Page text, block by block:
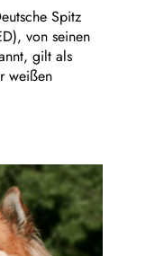
Spitz
von seinen
gilt als
weißen